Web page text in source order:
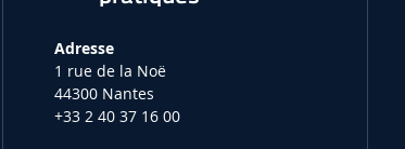
Adresse
1 rue de la Noë
44300 Nantes
+33 2 40 37 16 00